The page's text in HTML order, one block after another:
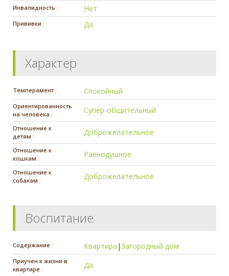
Инвалидность : Нет
Прививки : Да
Характер
Темперамент : Спокойный
Ориентированность
на человека :
Супер-общительный
Отношение к
детям :
Доброжелательное
Отношение к
кошкам :
Равнодушное
Отношение к
собакам :
Доброжелательное
Воспитание
Содержание : Квартира |Загородный дом
Приучен к жизни в
квартире :
Да